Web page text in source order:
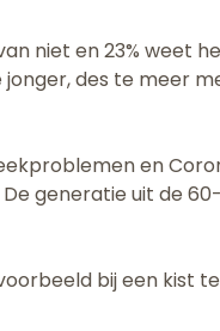
niet en 23% weet
jonger, des te meer
en
De generatie uit de
bij een kist